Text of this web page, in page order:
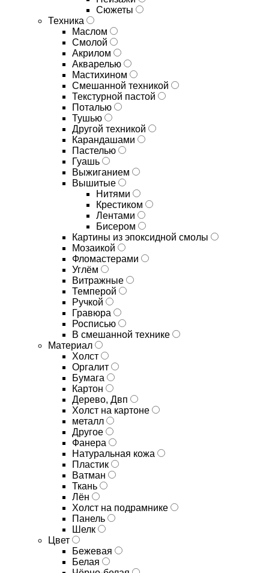
Сюжеты
Техника
Маслом
Смолой
Акрилом
Акварелью
Мастихином
Смешанной техникой
Текстурной пастой
Поталью
Тушью
Другой техникой
Карандашами
Пастелью
Гуашь
Выжиганием
Вышитые
Нитями
Крестиком
Лентами
Бисером
Картины из эпоксидной смолы
Мозаикой
Фломастерами
Углём
Витражные
Темперой
Ручкой
Гравюра
Росписью
В смешанной технике
Материал
Холст
Оргалит
Бумага
Картон
Дерево, Двп
Холст на картоне
металл
Другое
Фанера
Натуральная кожа
Пластик
Ватман
Ткань
Лён
Холст на подрамнике
Панель
Шелк
Цвет
Бежевая
Белая